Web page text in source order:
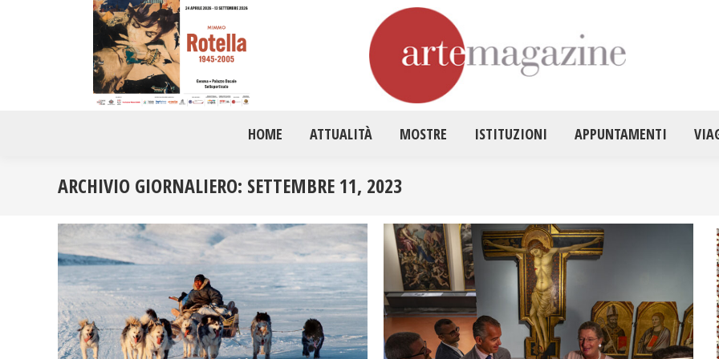
HOME ATTUALITÀ MOSTRE ISTITUZIONI APPUNTAMENTI
ARCHIVIO GIORNALIERO: SETTEMBRE 11, 2023
HOME